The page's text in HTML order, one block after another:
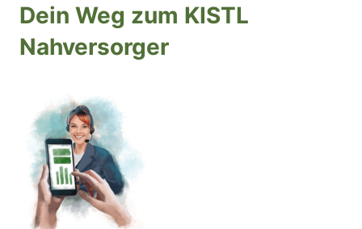
Dein Weg zum KISTL
Nahversorger